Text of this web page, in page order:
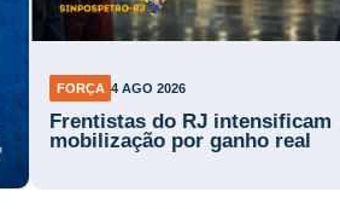
FORÇA 4 AGO 2026
Frentistas do RJ intensificam
mobilização por ganho real